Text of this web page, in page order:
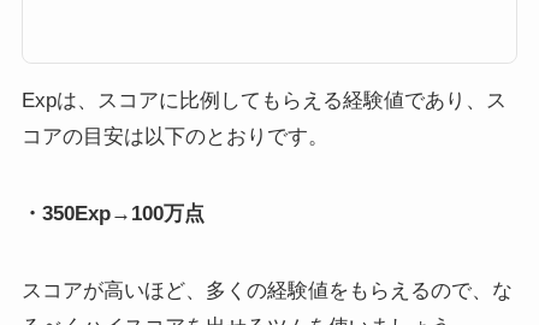
い1プレイで経験値稼いだのかは。...
Expは、スコアに比例してもらえる経験値であり、ス
コアの目安は以下のとおりです。
・350Exp→100万点
スコアが高いほど、多くの経験値をもらえるので、な